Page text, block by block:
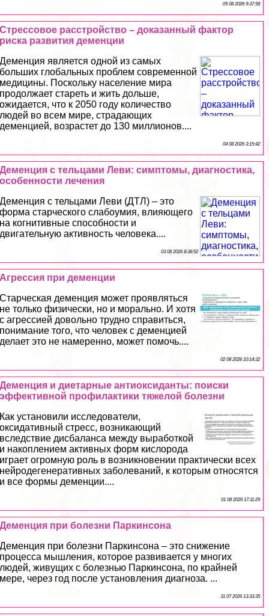
05 08 2026 9:37:58
Стрессовое расстройство – доказанный фактор
риска развития деменции
Деменция является одной из самых
больших глобальных проблем современной
медицины. Поскольку население мира
продолжает стареть и жить дольше,
ожидается, что к 2050 году количество
людей во всем мире, страдающих
деменцией, возрастет до 130 миллионов....
04 08 2026 3:15:42
Деменция с тельцами Леви: симптомы, диагностика,
особенности лечения
Деменция с тельцами Леви (ДТЛ) – это
форма старческого слабоумия, влияющего
на когнитивные способности и
двигательную активность человека....
03 08 2026 8:38:52
Агрессия при деменции
Старческая деменция может проявляться
не только физически, но и мopaльно. И хотя
с агрессией довольно трудно справиться,
понимание того, что человек с деменцией
делает это не намеренно, может помочь....
02 08 2026 10:14:32
Деменция и диетарные антиоксиданты: поиски
эффективной профилактики тяжелой болезни
Как установили исследователи,
оксидативный стресс, возникающий
вследствие дисбаланса между выработкой
и накоплением активных форм кислорода
играет огромную роль в возникновении пpaктически всех
нейродегенеративных заболеваний, к которым относятся
и все формы деменции....
01 08 2026 17:11:29
Деменция при болезни Паркинсона
Деменция при болезни Паркинсона – это снижение
процесса мышления, которое развивается у многих
людей, живущих с болезнью Паркинсона, по крайней
мере, через год после установления диагноза. ...
31 07 2026 13:33:35